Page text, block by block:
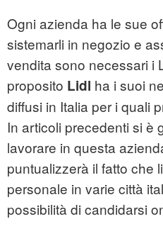
Ogni azienda ha le sue
sistemarli in negozio e
vendita sono necessari i
proposito Lidl ha i suoi
diffusi in Italia per i quali
In articoli precedenti si è
lavorare in questa
puntualizzerà il fatto che
personale in varie città
possibilità di candidarsi